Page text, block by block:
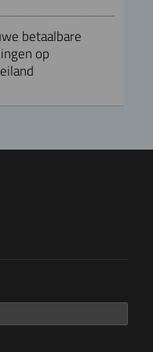
betaalbare
op